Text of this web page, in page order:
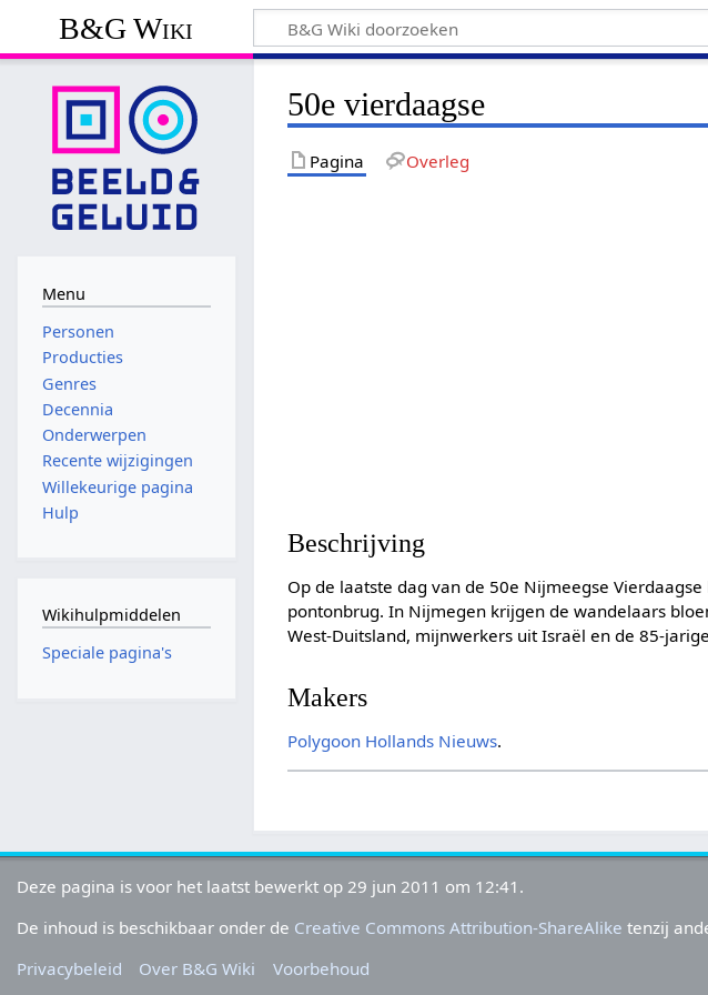
B&G Wiki
50e vierdaagse
Pagina Overleg
Beschrijving
Op de laatste dag van de 50e Nijmeegse
pontonbrug. In Nijmegen krijgen de wandelaars
West-Duitsland, mijnwerkers uit Israël en de 85-
Makers
Polygoon Hollands Nieuws.
Menu
Personen
Producties
Genres
Decennia
Onderwerpen
Recente wijzigingen
Willekeurige pagina
Hulp
Wikihulpmiddelen
Speciale pagina's
Deze pagina is voor het laatst bewerkt op 29 jun 2011 om 12:41.
De inhoud is beschikbaar onder de Creative Commons Attribution-ShareAlike tenzij
Privacybeleid
Over B&G Wiki Voorbehoud